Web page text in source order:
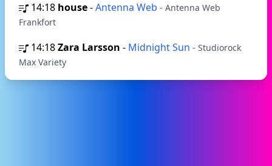
14:18 house-Antenna Web - Antenna Web
Frankfort
14:18Zara Larsson - Midnight Sun - Studiorock
Max Variety